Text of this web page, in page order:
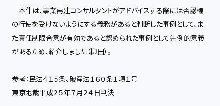
本件は、事業再建コンサルタントがアドバイスする際には否認権
の行使を受けないようにする義務があると判断した事例として、ま
た責任制限合意が有効であると認められた事例として先例的意義
があるため、紹介しました（柳田）。
参考：民法４１５条、破産法１６０条１項１号
東京地裁平成２５年７月２４日判決